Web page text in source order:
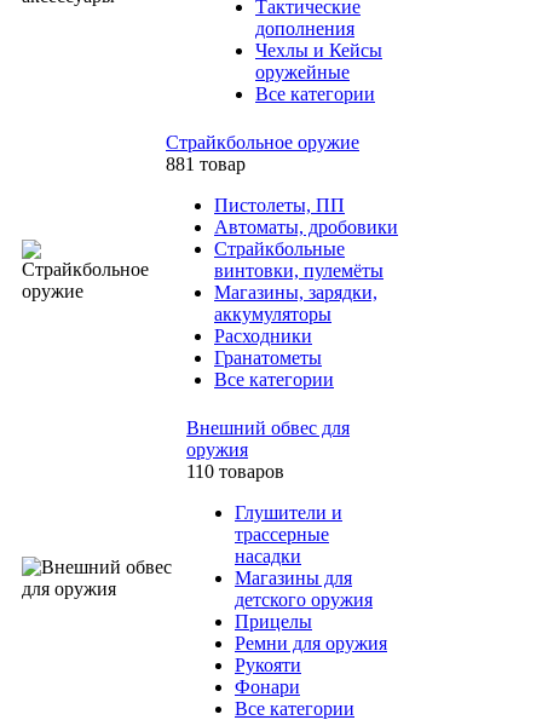
Тактические
дополнения
Чехлы и Кейсы
оружейные
Все категории
Страйкбольное оружие
881 товар
Пистолеты, ПП
Автоматы, дробовики
Страйкбольные
винтовки, пулемёты
Магазины, зарядки,
аккумуляторы
Расходники
Гранатометы
Все категории
Внешний обвес для
оружия
110 товаров
Глушители и
трассерные
насадки
Магазины для
детского оружия
Прицелы
Ремни для оружия
Рукояти
Фонари
Все категории